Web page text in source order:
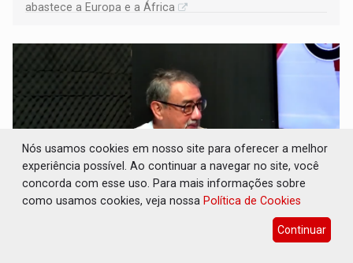
abastece a Europa e a África
CONEXÃO RONDONIAOVIVO: Museólogo
Nós usamos cookies em nosso site para oferecer a melhor
experiência possível. Ao continuar a navegar no site, você
concorda com esse uso. Para mais informações sobre
como usamos cookies, veja nossa Política de Cookies
Continuar